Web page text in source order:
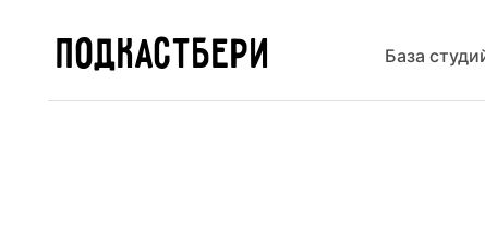
ПОДКАСТБЕРИ База